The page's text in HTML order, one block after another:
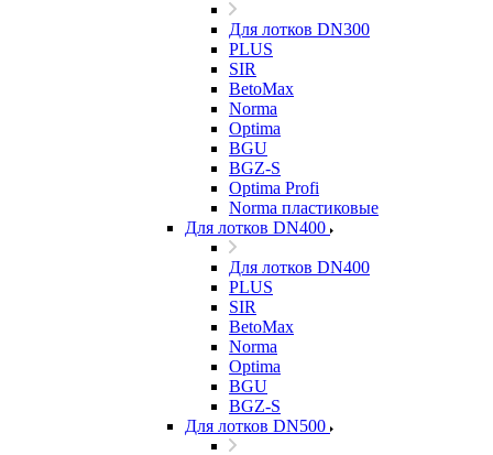
Для лотков DN300
PLUS
SIR
BetoMax
Norma
Optima
BGU
BGZ-S
Optima Profi
Norma пластиковые
Для лотков DN400
Для лотков DN400
PLUS
SIR
BetoMax
Norma
Optima
BGU
BGZ-S
Для лотков DN500